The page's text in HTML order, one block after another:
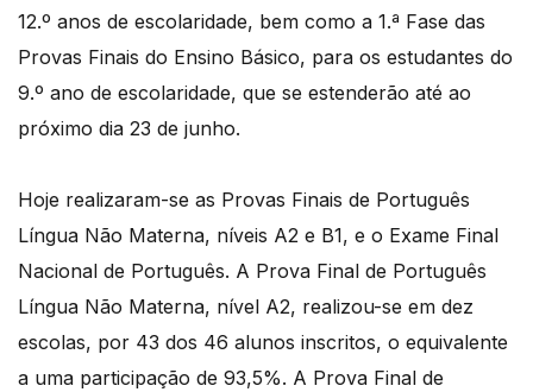
12.º anos de escolaridade, bem como a 1.ª Fase das
Provas Finais do Ensino Básico, para os estudantes do
9.º ano de escolaridade, que se estenderão até ao
próximo dia 23 de junho.
Hoje realizaram-se as Provas Finais de Português
Língua Não Materna, níveis A2 e B1, e o Exame Final
Nacional de Português. A Prova Final de Português
Língua Não Materna, nível A2, realizou-se em dez
escolas, por 43 dos 46 alunos inscritos, o equivalente
a uma participação de 93,5%. A Prova Final de